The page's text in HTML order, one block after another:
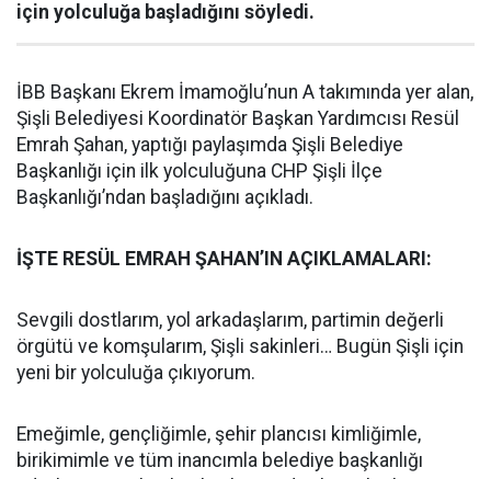
için yolculuğa başladığını söyledi.
İBB Başkanı Ekrem İmamoğlu’nun A takımında yer alan,
Şişli Belediyesi Koordinatör Başkan Yardımcısı Resül
Emrah Şahan, yaptığı paylaşımda Şişli Belediye
Başkanlığı için ilk yolculuğuna CHP Şişli İlçe
Başkanlığı’ndan başladığını açıkladı.
İŞTE RESÜL EMRAH ŞAHAN’IN AÇIKLAMALARI:
Sevgili dostlarım, yol arkadaşlarım, partimin değerli
örgütü ve komşularım, Şişli sakinleri… Bugün Şişli için
yeni bir yolculuğa çıkıyorum.
Emeğimle, gençliğimle, şehir plancısı kimliğimle,
birikimimle ve tüm inancımla belediye başkanlığı